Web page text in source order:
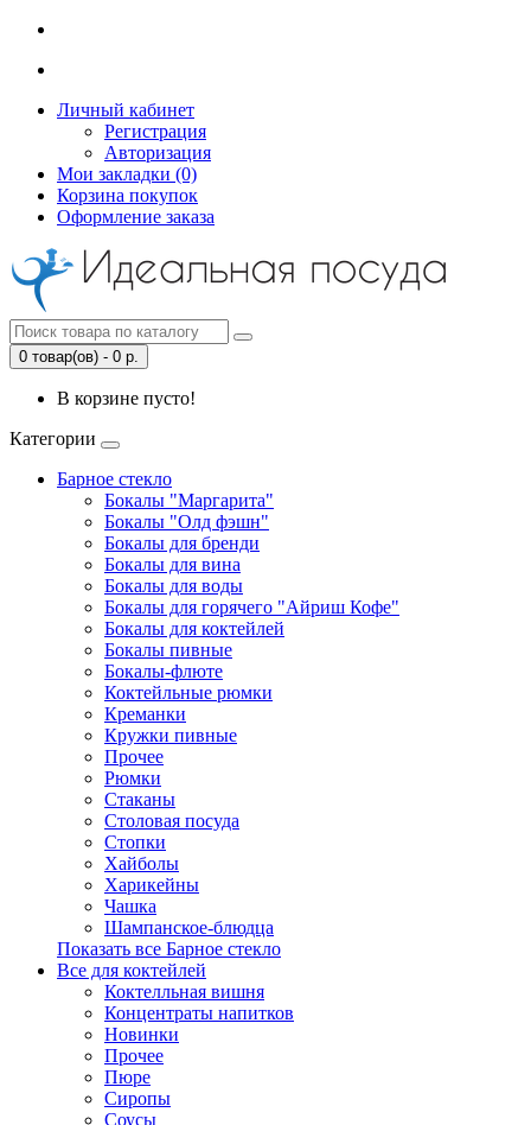
Личный кабинет
Регистрация
Авторизация
Мои закладки (0)
Корзина покупок
Оформление заказа
0 товар(ов) - 0 р.
В корзине пусто!
Категории
Барное стекло
Бокалы "Маргарита"
Бокалы "Олд фэшн"
Бокалы для бренди
Бокалы для вина
Бокалы для воды
Бокалы для горячего "Айриш Кофе"
Бокалы для коктейлей
Бокалы пивные
Бокалы-флюте
Коктейльные рюмки
Креманки
Кружки пивные
Прочее
Рюмки
Стаканы
Столовая посуда
Стопки
Хайболы
Харикейны
Чашка
Шампанское-блюдца
Показать все Барное стекло
Все для коктейлей
Коктелльная вишня
Концентраты напитков
Новинки
Прочее
Пюре
Сиропы
Соусы